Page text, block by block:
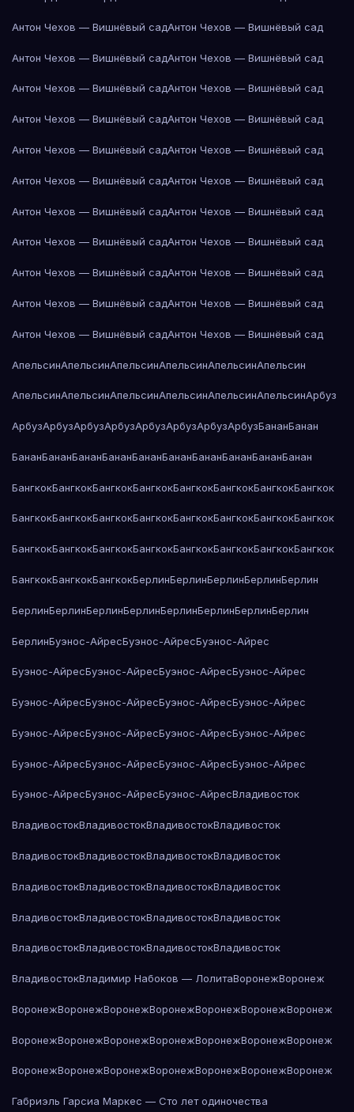
Антон Чехов — Вишнёвый садАнтон Чехов — Вишнёвый сад
Антон Чехов — Вишнёвый садАнтон Чехов — Вишнёвый сад
Антон Чехов — Вишнёвый садАнтон Чехов — Вишнёвый сад
Антон Чехов — Вишнёвый садАнтон Чехов — Вишнёвый сад
Антон Чехов — Вишнёвый садАнтон Чехов — Вишнёвый сад
Антон Чехов — Вишнёвый садАнтон Чехов — Вишнёвый сад
Антон Чехов — Вишнёвый садАнтон Чехов — Вишнёвый сад
Антон Чехов — Вишнёвый садАнтон Чехов — Вишнёвый сад
Антон Чехов — Вишнёвый садАнтон Чехов — Вишнёвый сад
Антон Чехов — Вишнёвый садАнтон Чехов — Вишнёвый сад
Антон Чехов — Вишнёвый садАнтон Чехов — Вишнёвый сад
АпельсинАпельсинАпельсинАпельсинАпельсинАпельсин
АпельсинАпельсинАпельсинАпельсинАпельсинАпельсинАрбуз
АрбузАрбузАрбузАрбузАрбузАрбузАрбузАрбузБананБанан
БананБананБананБананБананБананБананБананБананБанан
БангкокБангкокБангкокБангкокБангкокБангкокБангкокБангкок
БангкокБангкокБангкокБангкокБангкокБангкокБангкокБангкок
БангкокБангкокБангкокБангкокБангкокБангкокБангкокБангкок
БангкокБангкокБангкокБерлинБерлинБерлинБерлинБерлин
БерлинБерлинБерлинБерлинБерлинБерлинБерлинБерлин
БерлинБуэнос-АйресБуэнос-АйресБуэнос-Айрес
Буэнос-АйресБуэнос-АйресБуэнос-АйресБуэнос-Айрес
Буэнос-АйресБуэнос-АйресБуэнос-АйресБуэнос-Айрес
Буэнос-АйресБуэнос-АйресБуэнос-АйресБуэнос-Айрес
Буэнос-АйресБуэнос-АйресБуэнос-АйресБуэнос-Айрес
Буэнос-АйресБуэнос-АйресБуэнос-АйресВладивосток
ВладивостокВладивостокВладивостокВладивосток
ВладивостокВладивостокВладивостокВладивосток
ВладивостокВладивостокВладивостокВладивосток
ВладивостокВладивостокВладивостокВладивосток
ВладивостокВладивостокВладивостокВладивосток
ВладивостокВладимир Набоков — ЛолитаВоронежВоронеж
ВоронежВоронежВоронежВоронежВоронежВоронежВоронеж
ВоронежВоронежВоронежВоронежВоронежВоронежВоронеж
ВоронежВоронежВоронежВоронежВоронежВоронежВоронеж
Габриэль Гарсиа Маркес — Сто лет одиночества